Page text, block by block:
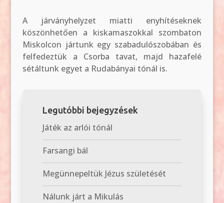
A járványhelyzet miatti enyhítéseknek
köszönhetően a kiskamaszokkal szombaton
Miskolcon jártunk egy szabadulószobában és
felfedeztük a Csorba tavat, majd hazafelé
sétáltunk egyet a Rudabányai tónál is.
Legutóbbi bejegyzések
Játék az arlói tónál
Farsangi bál
Megünnepeltük Jézus születését
Nálunk járt a Mikulás